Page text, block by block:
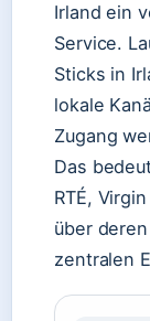
Irland ein
Service.
Sticks in
lokale
Zugang
Das
RTÉ,
über
zentralen